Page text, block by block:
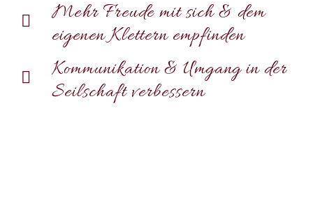
Mehr Freude mit sich & dem
eigenen Klettern empfinden
Kommunikation & Umgang in der
Seilschaft verbessern